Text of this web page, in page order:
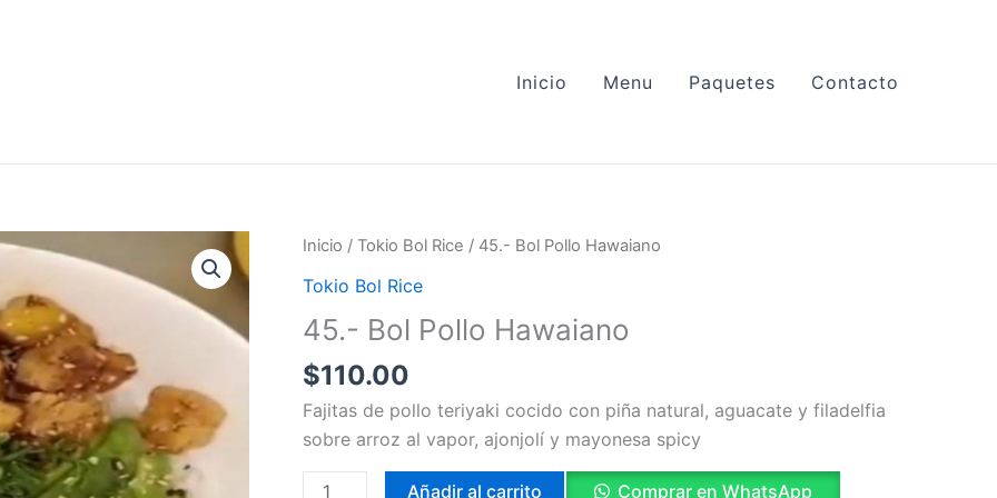
Inicio Menu Paquetes Contacto
Inicio / Tokio Bol Rice / 45.- Bol Pollo Hawaiano
Tokio Bol Rice
45.- Bol Pollo Hawaiano
$110.00
Fajitas de pollo teriyaki cocido con piña natural, aguacate y filadelfia
sobre arroz al vapor, ajonjolí y mayonesa spicy
45.-
Bol
Hawaiano
cantidad
Añadir al carrito Comprar en WhatsApp